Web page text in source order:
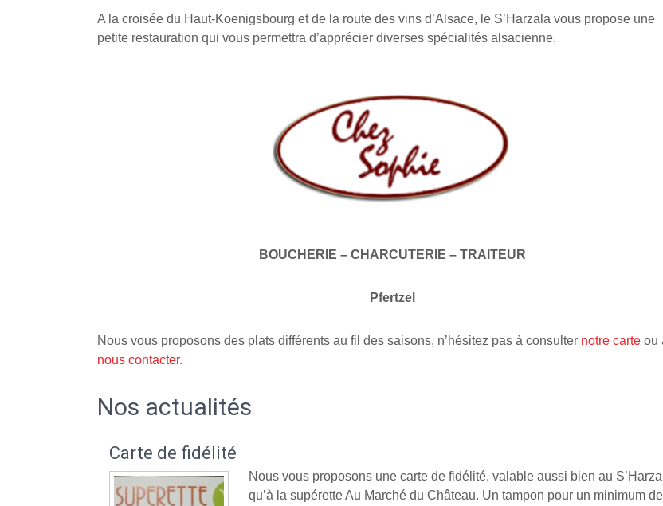
A la croisée du Haut-Koenigsbourg et de la route des vins d’Alsace, le S’Harzala vous propose une
petite restauration qui vous permettra d’apprécier diverses spécialités alsacienne.
BOUCHERIE – CHARCUTERIE – TRAITEUR
Pfertzel
Nous vous proposons des plats différents au fil des saisons, n’hésitez pas à consulter notre carte ou
nous contacter.
Nos actualités
Carte de fidélité
Nous vous proposons une carte de fidélité, valable aussi bien au
qu’à la supérette Au Marché du Château. Un tampon pour un minimum de